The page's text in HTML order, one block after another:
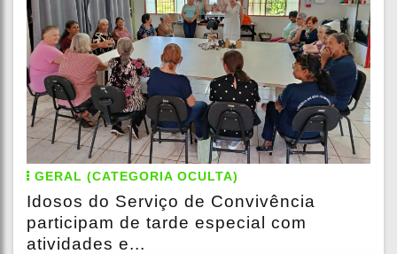
GERAL (CATEGORIA OCULTA)
Idosos do Serviço de Convivência
participam de tarde especial com
atividades e...